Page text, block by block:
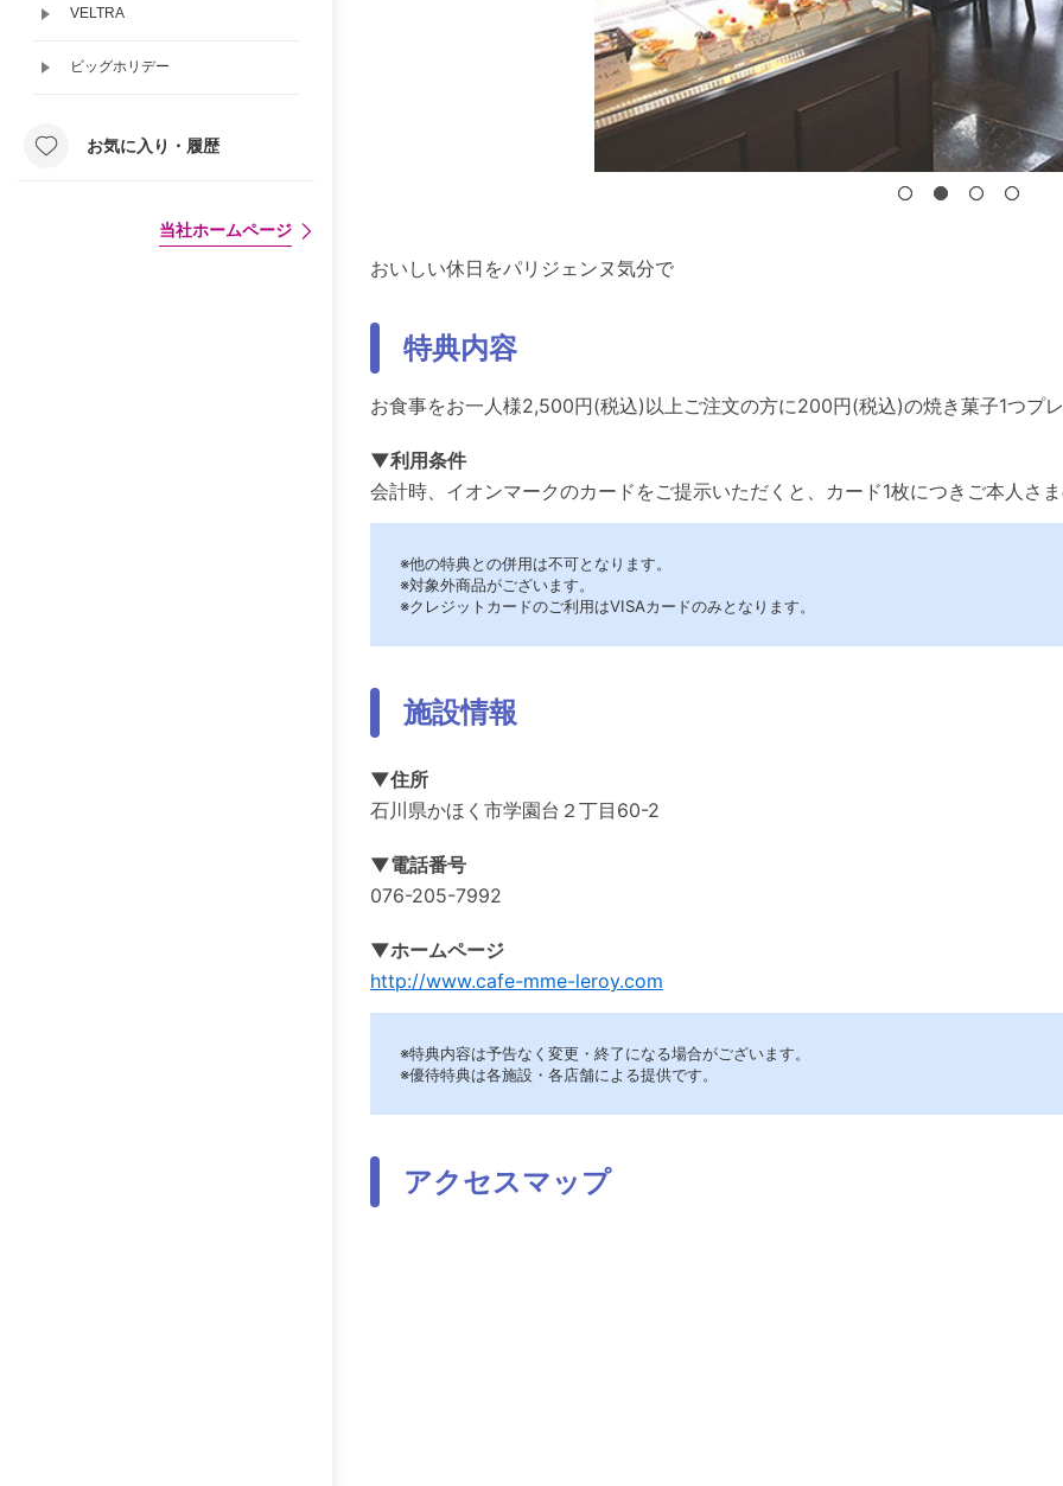
VELTRA
ビッグホリデー
お気に入り・履歴
当社ホームページ
おいしい休日をパリジェンヌ気分で
特典内容
お食事をお一人様2,500円(税込)以上ご注文の方に200円(税込)の焼き菓子1つプ
▼利用条件
会計時、イオンマークのカードをご提示いただくと、カード1枚につきご本人さ
※他の特典との併用は不可となります。
※対象外商品がございます。
※クレジットカードのご利用はVISAカードのみとなります。
施設情報
▼住所
石川県かほく市学園台２丁目60-2
▼電話番号
076-205-7992
▼ホームページ
http://www.cafe-mme-leroy.com
※特典内容は予告なく変更・終了になる場合がございます。
※優待特典は各施設・各店舗による提供です。
アクセスマップ